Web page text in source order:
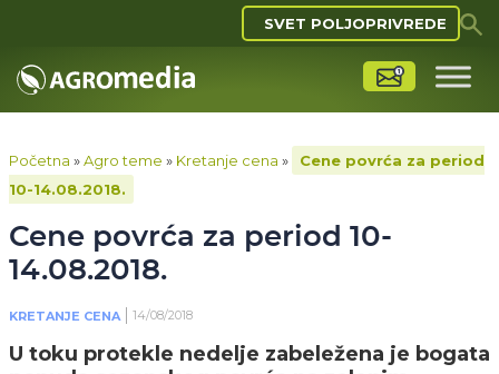
SVET POLJOPRIVREDE
Početna »Agro teme » Kretanje cena »
Cene povrća za period
10-14.08.2018.
Cene povrća za period 10-
14.08.2018.
KRETANJE CENA 14/08/2018
U toku protekle nedelje zabeležena je bogata